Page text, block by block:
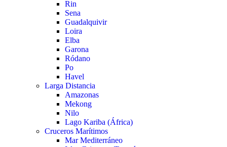
Rin
Sena
Guadalquivir
Loira
Elba
Garona
Ródano
Po
Havel
Larga Distancia
Amazonas
Mekong
Nilo
Lago Kariba (África)
Cruceros Marítimos
Mar Mediterráneo